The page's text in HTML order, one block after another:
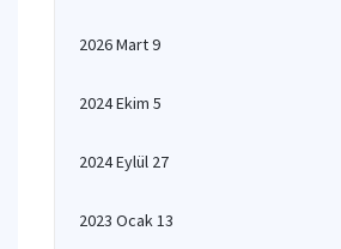
2026 Mart 9
2024 Ekim 5
2024 Eylül 27
2023 Ocak 13